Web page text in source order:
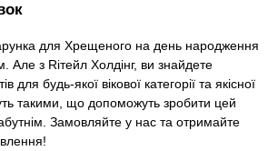
для Хрещеного на день народження
Але з Rітейл Холдінг, ви знайдете
для будь-якої вікової категорії та якісної
такими, що допоможуть зробити цей
Замовляйте у нас та отримайте